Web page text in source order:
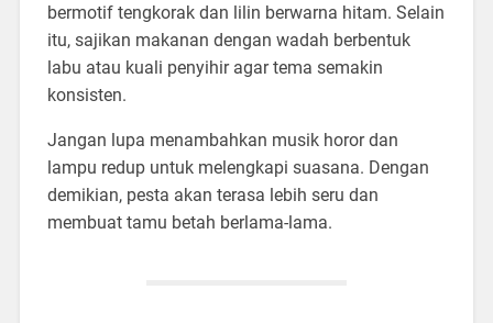
bermotif tengkorak dan lilin berwarna hitam. Selain
itu, sajikan makanan dengan wadah berbentuk
labu atau kuali penyihir agar tema semakin
konsisten.
Jangan lupa menambahkan musik horor dan
lampu redup untuk melengkapi suasana. Dengan
demikian, pesta akan terasa lebih seru dan
membuat tamu betah berlama-lama.